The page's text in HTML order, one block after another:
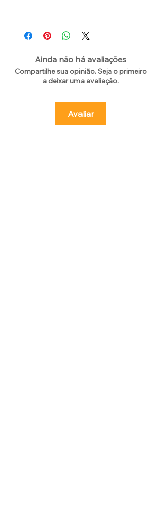
Ainda não há avaliações
Compartilhe sua opinião. Seja o primeiro
a deixar uma avaliação.
Avaliar